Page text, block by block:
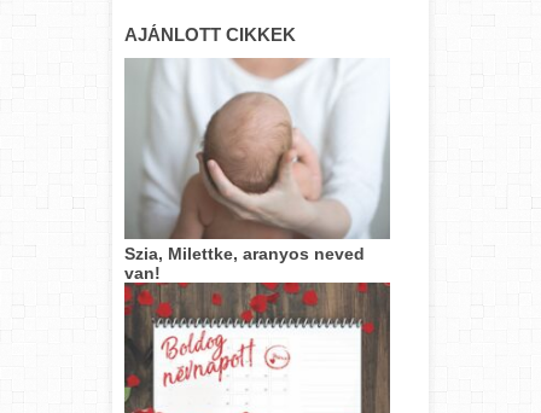
AJÁNLOTT CIKKEK
Szia, Milettke, aranyos neved
van!